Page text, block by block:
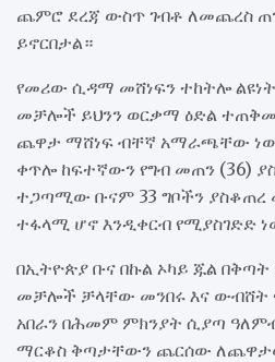
ጨምሮ ደረጃ ውስጥ ገብቶ ለመጨረስ
ይኖርበታል።
የመሪው ሲዳማ መሸነፍን ተከትሎ ልዩነት
መቻሎች ይህንን ወርቃማ ዕድል
ጨዋታ ማሸነፍ ብቸኛ አማራጫቸው
ቀጥሎ ከፍተኛውን የግብ መጠን (36)
ተጋጣሚው ቡናም 33 ግቦችን ያስቆጠረ
ተፋላሚ ሆኖ እንዲቀርብ የሚያስገድድ
በኢትዮጵያ ቡና በኩል ኦካይ ጁል
መቻሎች ቻላቸው መንበሩ እና
አበራን በሕመም ምክንያት ሲያጣ
ማርቆስ ቅጣታቸውን ጨርሰው